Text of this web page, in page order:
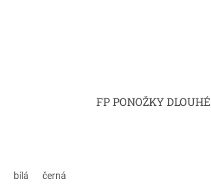
FP PONOŽKY DLOUHÉ
bílá černá